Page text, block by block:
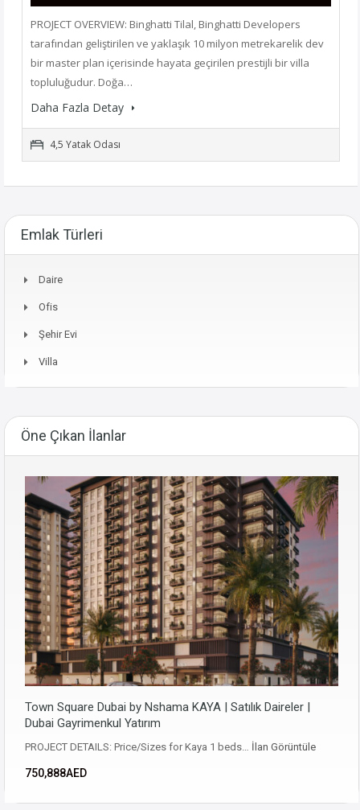
PROJECT OVERVIEW: Binghatti Tilal, Binghatti Developers
tarafından geliştirilen ve yaklaşık 10 milyon metrekarelik dev
bir master plan içerisinde hayata geçirilen prestijli bir villa
topluluğudur. Doğa…
Daha Fazla Detay
4,5 Yatak Odası
Emlak Türleri
Daire
Ofis
Şehir Evi
Villa
Öne Çıkan İlanlar
Town Square Dubai by Nshama KAYA | Satılık Daireler |
Dubai Gayrimenkul Yatırım
PROJECT DETAILS: Price/Sizes for Kaya 1 beds… İlan Görüntüle
750,888AED